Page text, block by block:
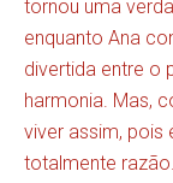
tornou uma
enquanto Ana
divertida entre o
harmonia. Mas,
viver assim, pois
totalmente